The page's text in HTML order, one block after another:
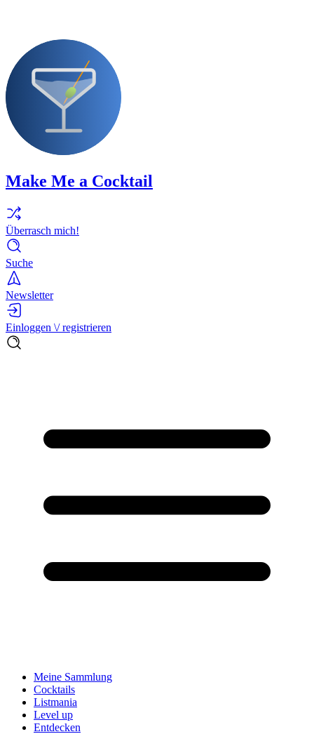
Make Me a Cocktail
Überrasch mich!
Suche
Newsletter
Einloggen \/ registrieren
Meine Sammlung
Cocktails
Listmania
Level up
Entdecken